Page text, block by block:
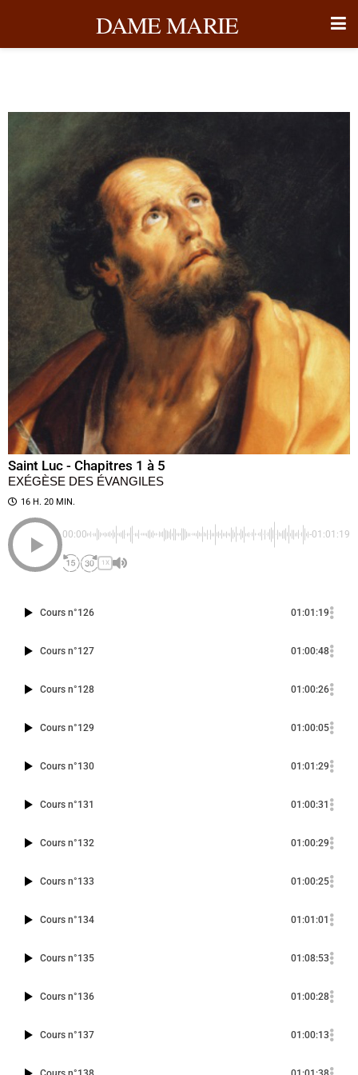
DAME MARIE
Saint Luc - Chapitres 1 à 5
EXÉGÈSE DES ÉVANGILES
16 H. 20 MIN.
00:00 -01:01:19
1X
Cours n°126 01:01:19
Cours n°127 01:00:48
Cours n°128 01:00:26
Cours n°129 01:00:05
Cours n°130 01:01:29
Cours n°131 01:00:31
Cours n°132 01:00:29
Cours n°133 01:00:25
Cours n°134 01:01:01
Cours n°135 01:08:53
Cours n°136 01:00:28
Cours n°137 01:00:13